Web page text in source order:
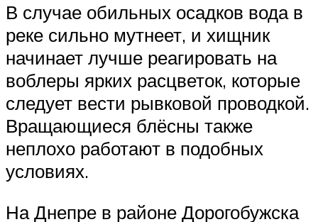
В случае обильных осадков вода в
реке сильно мутнеет, и хищник
начинает лучше реагировать на
воблеры ярких расцветок, которые
следует вести рывковой проводкой.
Вращающиеся блёсны также
неплохо работают в подобных
условиях.
На Днепре в районе Дорогобужска